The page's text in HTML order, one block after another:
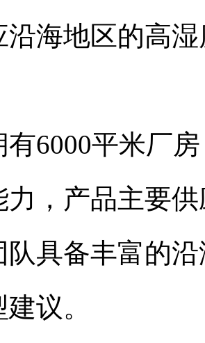
沿海地区的高
有6000平米厂
力，产品主要
队具备丰富的
议。